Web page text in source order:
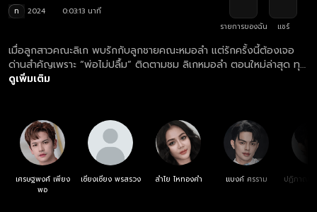
ท 2024
0:03:13 นาที
รายการของฉัน
แชร์
เมื่อลูกสาวคณะลิเก พบรักกับลูกชายคณะหมอลำ แต่รักครั้งนี้ต้องเจอ
ด่านสำคัญเพราะ “พ่อไม่ปลื้ม” ติดตามชม ลิเกหมอลำ ตอนใหม่ล่าสุด ทุก
วันจันทร์-ศุกร์ เวลา 19:00 น. ทางช่องวัน 31 ดูย้อนหลัง ละคร ลิเก
ดูเพิ่มเติม
เศรษฐพงศ์ เพียง
พอ
เซียงเซียง พรสรวง ลำไย ไหทองคำ แบงค์ ศรราม ปฏิภาณ